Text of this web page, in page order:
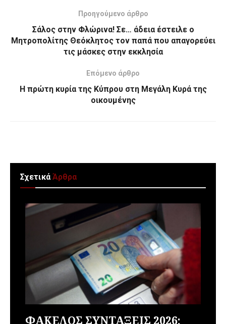
Προηγούμενο άρθρο
Σάλος στην Φλώρινα! Σε… άδεια έστειλε ο
Μητροπολίτης Θεόκλητος τον παπά που απαγορεύει
τις μάσκες στην εκκλησία
Επόμενο άρθρο
Η πρώτη κυρία της Κύπρου στη Μεγάλη Κυρά της
οικουμένης
ΣχετικάΆρθρα
ΦΑΚΕΛΟΣ ΣΥΝΤΑΞΕΙΣ 2026: